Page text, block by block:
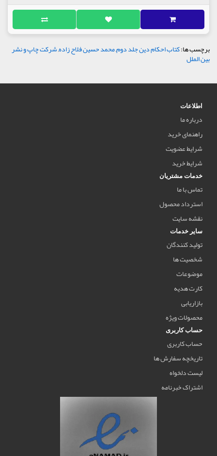
برچسب ها:کتاب احکام دین جلد دوم,محمد حسین فلاح زاده,شرکت چاپ و نشر
بین الملل
اطلاعات
درباره ما
راهنمای خرید
شرایط عضویت
شرایط خرید
خدمات مشتریان
تماس با ما
استرداد محصول
نقشه سایت
سایر خدمات
تولید کنندگان
شخصیت ها
موضوعات
کارت هدیه
بازاریابی
محصولات ویژه
حساب کاربری
حساب کاربری
تاریخچه سفارش ها
لیست دلخواه
اشتراک خبرنامه